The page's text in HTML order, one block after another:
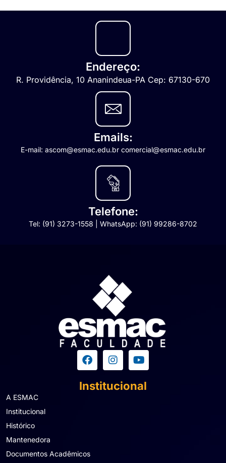
Endereço:
R. Providência, 10 Ananindeua-PA Cep: 67130-670
Emails:
E-mail: ascom@esmac.edu.br comercial@esmac.edu.br
Telefone:
Tel: (91) 3273-1558 | WhatsApp: (91) 99286-8702
Institucional
A ESMAC
Institucional
Histórico
Mantenedora
Documentos Acadêmicos